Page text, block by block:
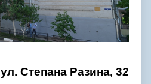
ул. Степана Разина, 32